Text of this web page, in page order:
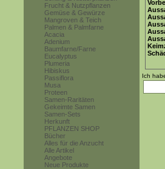
Frucht & Nutzpflanzen
Gemüse & Gewürze
Mangroven & Teich
Palmen & Palmfarne
Acacia
Adenium
Baumfarne/Farne
Eucalyptus
Plumeria
Hibiskus
Passiflora
Musa
Proteen
Samen-Raritäten
Gekeimte Samen
Samen-Sets
Herkunft
PFLANZEN SHOP
Bücher
Alles für die Anzucht
Alle Artikel
Angebote
Neue Produkte
Ich